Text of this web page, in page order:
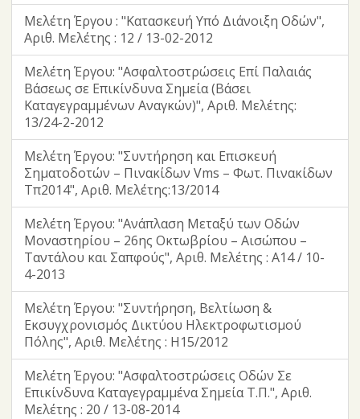
Μελέτη Έργου : "Κατασκευή Υπό Διάνοιξη Οδών",
Αριθ. Μελέτης : 12 / 13-02-2012
Μελέτη Έργου: "Ασφαλτοστρώσεις Επί Παλαιάς
Βάσεως σε Επικίνδυνα Σημεία (Βάσει
Καταγεγραμμένων Αναγκών)", Αριθ. Μελέτης:
13/24-2-2012
Μελέτη Έργου: "Συντήρηση και Επισκευή
Σηματοδοτών – Πινακίδων Vms – Φωτ. Πινακίδων
Τπ2014", Αριθ. Μελέτης:13/2014
Μελέτη Έργου: "Ανάπλαση Μεταξύ των Οδών
Μοναστηρίου – 26ης Οκτωβρίου – Αισώπου –
Ταντάλου και Σαπφούς", Αριθ. Μελέτης : Α14 / 10-
4-2013
Μελέτη Έργου: "Συντήρηση, Βελτίωση &
Εκσυγχρονισμός Δικτύου Ηλεκτροφωτισμού
Πόλης", Αριθ. Μελέτης : H15/2012
Μελέτη Έργου: "Ασφαλτοστρώσεις Οδών Σε
Επικίνδυνα Καταγεγραμμένα Σημεία Τ.Π.", Αριθ.
Μελέτης : 20 / 13-08-2014